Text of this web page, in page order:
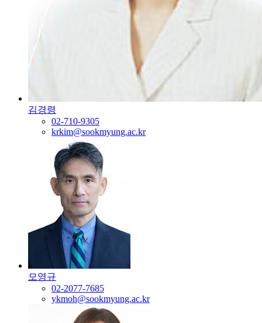
김경령
02-710-9305
krkim@sookmyung.ac.kr
모영규
02-2077-7685
ykmoh@sookmyung.ac.kr